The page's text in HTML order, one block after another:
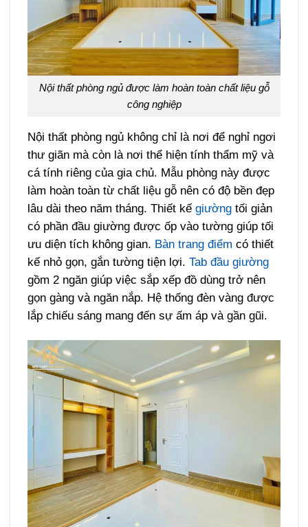
Nội thất phòng ngủ được làm hoàn toàn chất liệu gỗ
công nghiệp
Nội thất phòng ngủ không chỉ là nơi để nghỉ ngơi
thư giãn mà còn là nơi thể hiện tính thẩm mỹ và
cá tính riêng của gia chủ. Mẫu phòng này được
làm hoàn toàn từ chất liệu gỗ nên có độ bền đẹp
lâu dài theo năm tháng. Thiết kếgiường tối giản
có phần đầu giường được ốp vào tường giúp tối
ưu diện tích không gian. Bàn trang điểm có thiết
kế nhỏ gọn, gắn tường tiện lợi.Tab đầu giường
gồm 2 ngăn giúp việc sắp xếp đồ dùng trở nên
gọn gàng và ngăn nắp. Hệ thống đèn vàng được
lắp chiếu sáng mang đến sự ấm áp và gần gũi.